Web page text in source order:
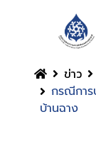
ข่าว
กรณีการ
บ้านฉาง